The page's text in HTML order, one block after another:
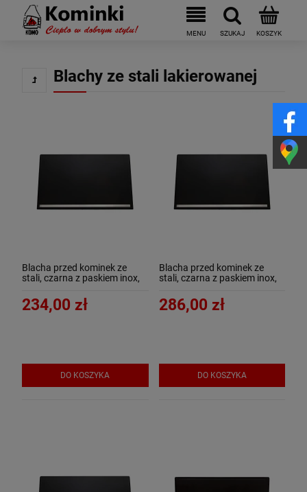
Blachy ze stali lakierowanej
Blacha przed kominek ze
stali, czarna z paskiem inox,
CZ/IN-K
234,00 zł
DO KOSZYKA
Blacha przed kominek ze
stali, czarna z paskiem inox,
CZ/IN-K
286,00 zł
DO KOSZYKA